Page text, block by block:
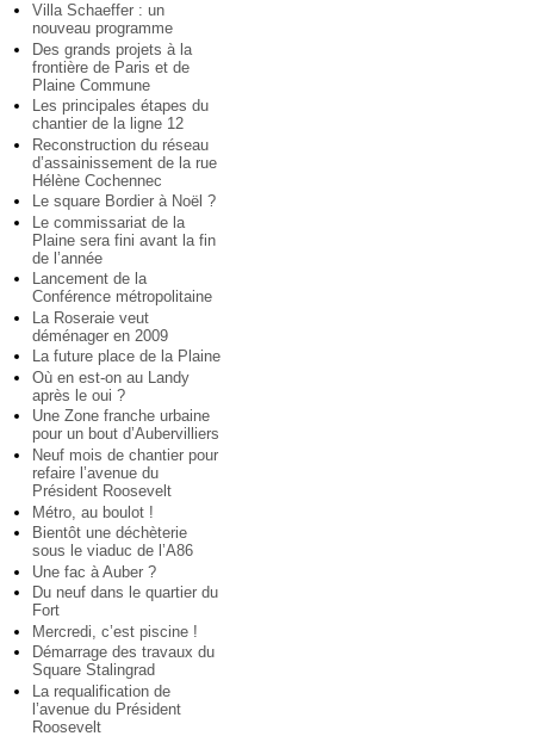
Villa Schaeffer : un
nouveau programme
Des grands projets à la
frontière de Paris et de
Plaine Commune
Les principales étapes du
chantier de la ligne 12
Reconstruction du réseau
d’assainissement de la rue
Hélène Cochennec
Le square Bordier à Noël ?
Le commissariat de la
Plaine sera fini avant la fin
de l’année
Lancement de la
Conférence métropolitaine
La Roseraie veut
déménager en 2009
La future place de la Plaine
Où en est-on au Landy
après le oui ?
Une Zone franche urbaine
pour un bout d’Aubervilliers
Neuf mois de chantier pour
refaire l’avenue du
Président Roosevelt
Métro, au boulot !
Bientôt une déchèterie
sous le viaduc de l’A86
Une fac à Auber ?
Du neuf dans le quartier du
Fort
Mercredi, c’est piscine !
Démarrage des travaux du
Square Stalingrad
La requalification de
l’avenue du Président
Roosevelt